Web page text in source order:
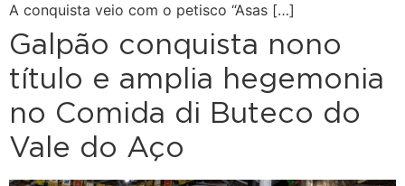
A conquista veio com o petisco “Asas […]
Galpão conquista nono
título e amplia hegemonia
no Comida di Buteco do
Vale do Aço